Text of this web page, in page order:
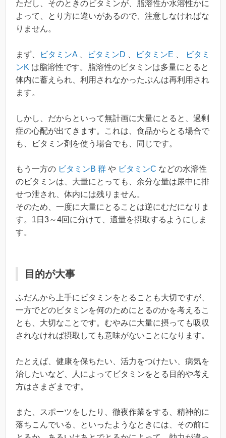
ただし、そのときのビタミンが、脂溶性か水溶性かに
よって、とり方に違いがあるので、注意しなければな
りません。
まず、 ビタミンA ビタミンD ビタミンE
ビタミ
ンK は脂溶性です。脂溶性のビタミンは多量にとると
体内に蓄えられ、利用されなかったぶんは再利用され
ます。
しかし、だからといって無計画に大量にとると、過剰
症の心配が出てきます。これは、食品からとる場合で
も、ビタミン剤を使う場合でも、同じです。
もう一方の ビタミンB 群 や ビタミンC などの水溶性
のビタミンは、大量にとっても、余分な量は尿中に排
せつ泄され、体内には残りません。
そのため、一度に大量にとることは逆にむだになりま
す。1日3～4回に分けて、適量を摂取するようにしま
す。
目的が大事
ふだんから上手にビタミンをとることも大切ですが、
一方でどのビタミンを何のためにとるのかを考えるこ
とも、大切なことです。むやみに大量に摂っても吸収
されなければ摂取しても意味がないことになります。
たとえば、健康を保ちたい、活力をつけたい、病気を
治したいなど、人によってビタミンをとる目的や考え
方はさまざまです。
また、スポーツをしたり、徹夜作業をする、精神的に
落ちこんでいる、といったようなときには、その前に